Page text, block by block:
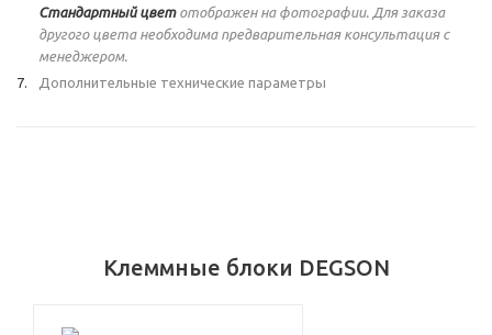
Стандартный цветотображен на фотографии. Для заказа
другого цвета необходима предварительная консультация с
менеджером.
Дополнительные технические параметры
Клеммные блоки DEGSON